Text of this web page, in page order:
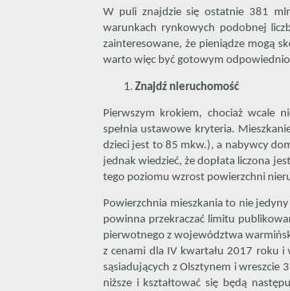
W puli znajdzie się ostatnie 381
warunkach rynkowych podobnej
zainteresowane, że pieniądze mogą
warto więc być gotowym
Znajdź nieruchomość
Pierwszym krokiem, chociaż wcale
spełnia ustawowe kryteria.
dzieci jest to 85 mkw.), a nabywcy
jednak wiedzieć, że dopłata liczona
tego poziomu wzrost powierzchni
Powierzchnia mieszkania to nie
powinna przekraczać limitu
pierwotnego z województwa
z cenami dla IV kwartału 2017 roku i
sąsiadujących z Olsztynem i wreszcie
niższe i kształtować się będą